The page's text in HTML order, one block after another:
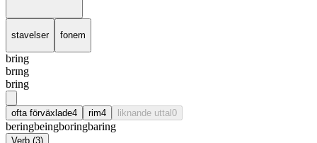
stavelser fonem
bring
brɪng
bring
ofta förväxlade4 rim4 liknande uttal0
beringbeingboringbaring
Verb (3)